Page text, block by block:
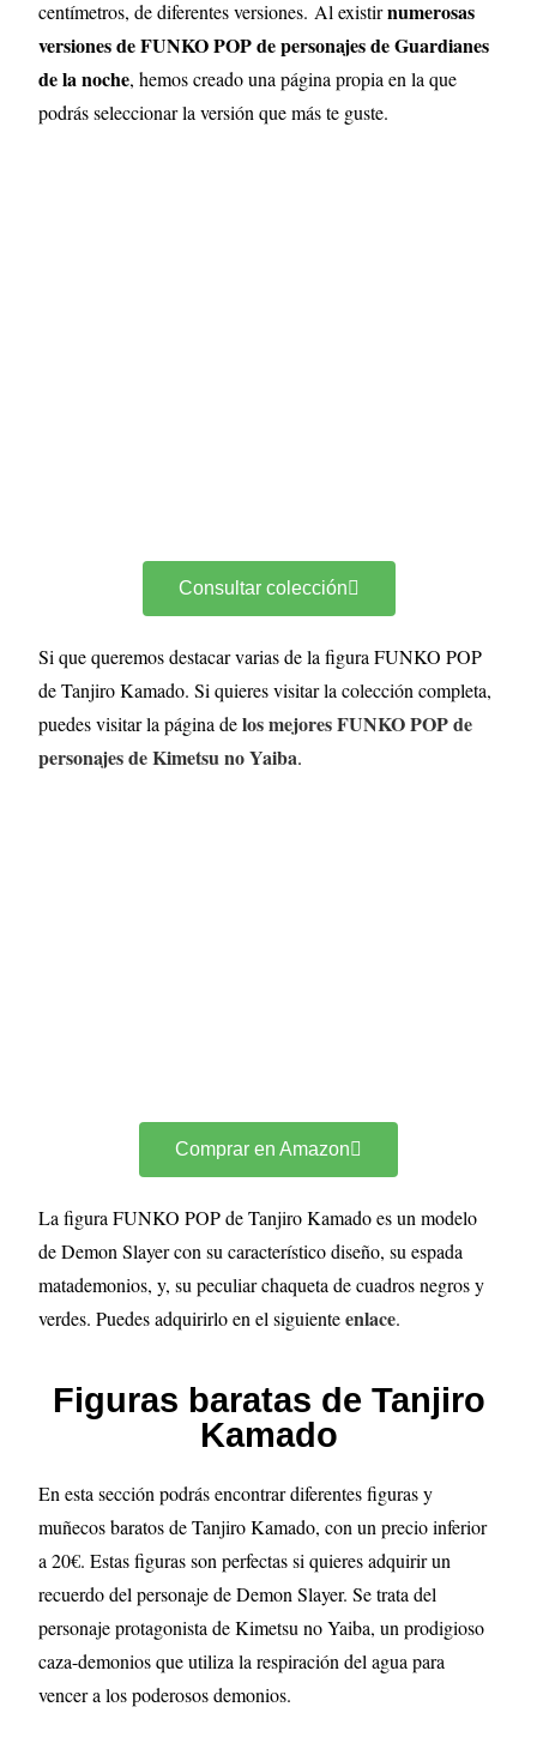
centímetros, de diferentes versiones. Al existirnumerosas
versiones de FUNKO POP de personajes de Guardianes
de la noche, hemos creado una página propia en la que
podrás seleccionar la versión que más te guste.
Consultar colección
Si que queremos destacar varias de la figura FUNKO POP
de Tanjiro Kamado. Si quieres visitar la colección completa,
puedes visitar la página delos mejores FUNKO POP de
personajes de Kimetsu no Yaiba.
Comprar en Amazon
La figura FUNKO POP de Tanjiro Kamado es un modelo
de Demon Slayer con su característico diseño, su espada
matademonios, y, su peculiar chaqueta de cuadros negros y
verdes. Puedes adquirirlo en el siguienteenlace.
Figuras baratas de Tanjiro
Kamado
En esta sección podrás encontrar diferentes figuras y
muñecos baratos de Tanjiro Kamado, con un precio inferior
a 20€. Estas figuras son perfectas si quieres adquirir un
recuerdo del personaje de Demon Slayer. Se trata del
personaje protagonista de Kimetsu no Yaiba, un prodigioso
caza-demonios que utiliza la respiración del agua para
vencer a los poderosos demonios.